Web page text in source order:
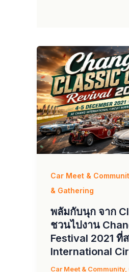
Car Meet &
& Gathering
พลัมกับนุก จาก
ชวนไปงาน
Festival 2021 ที่
International
Car Meet & Community,